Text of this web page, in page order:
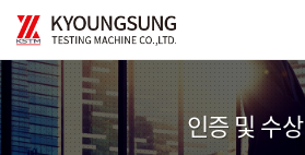
인증 및 수상